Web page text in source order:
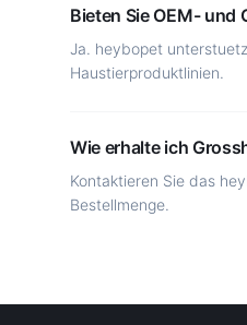
Bieten Sie OEM- und
Ja. heybopet
Haustierproduktlinien.
Wie erhalte ich
Kontaktieren Sie das
Bestellmenge.